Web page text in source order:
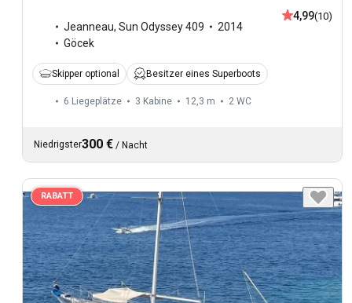
Jeanneau, Sun Odyssey 409
2014
Göcek
4,99(10)
Skipper optional Besitzer eines Superboots
6 Liegeplätze 3 Kabine 12,3 m 2 WC
Niedrigster300 € / Nacht
RABATT